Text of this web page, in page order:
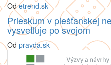
Odetrend.sk
Prieskum v piešťanskej
vysvetľuje po svojom
Od pravda.sk